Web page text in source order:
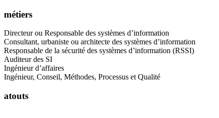
métiers
Directeur ou Responsable des systèmes d’information
Consultant, urbaniste ou architecte des systèmes d’information
Responsable de la sécurité des systèmes d’information (RSSI)
Auditeur des SI
Ingénieur d’affaires
Ingénieur, Conseil, Méthodes, Processus et Qualité
atouts